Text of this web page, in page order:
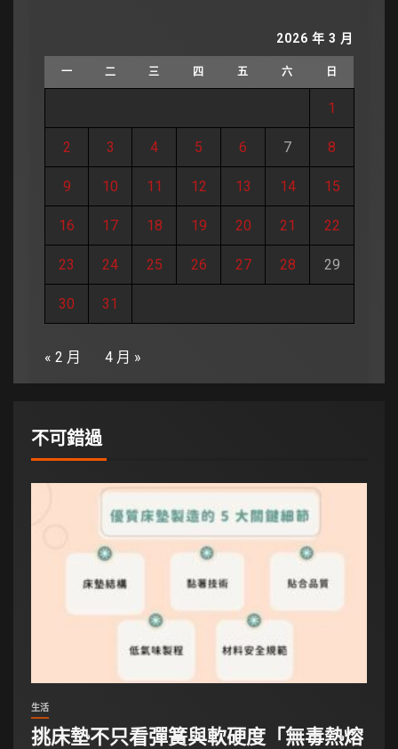
2026 年 3 月
一 二 三 四 五 六 日
1
2 3 4 5 6 7 8
9 10 11 12 13 14 15
16 17 18 19 20 21 22
23 24 25 26 27 28 29
30 31
« 2 月 4 月 »
不可錯過
生活
挑床墊不只看彈簧與軟硬度「無毒熱熔